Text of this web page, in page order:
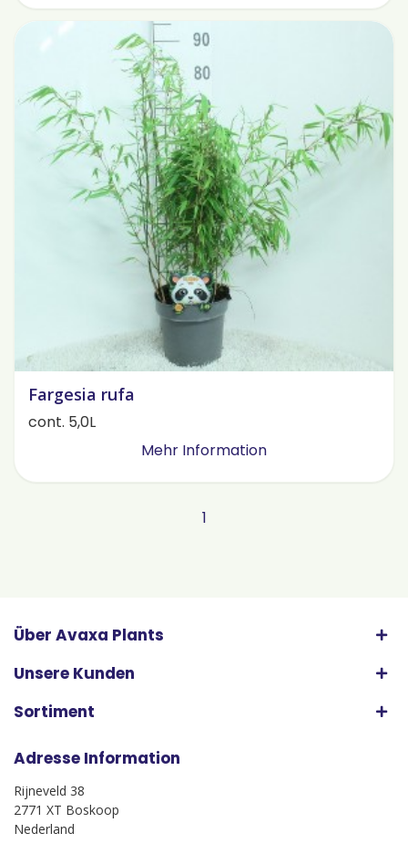
Fargesia rufa
cont. 5,0L
Mehr Information
1
Über Avaxa Plants
Unsere Kunden
Sortiment
Adresse Information
Rijneveld 38
2771 XT Boskoop
Nederland